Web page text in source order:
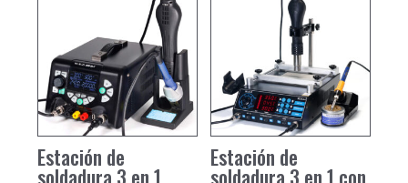
Estación de
soldadura 3 en 1
Estación de
soldadura 3 en 1 con